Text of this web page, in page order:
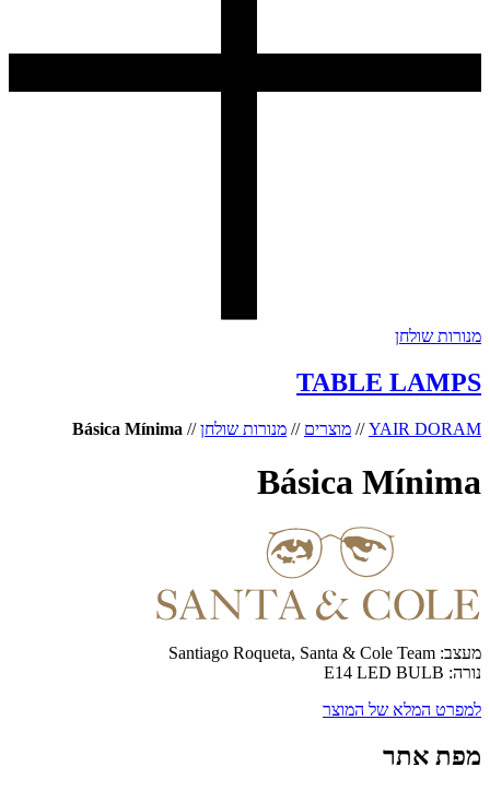
מנורות שולחן
TABLE LAMPS
YAIR DORAM
// מוצרים // מנורות שולחן//
Básica Mínima
Básica Mínima
מעצב: Santiago Roqueta, Santa & Cole Team
נורה: E14 LED BULB
למפרט המלא של המוצר
מפת אתר